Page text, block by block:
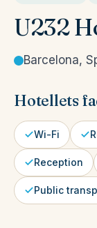
U232
Barcelona,
Hotellets
Wi-Fi
Reception
Public